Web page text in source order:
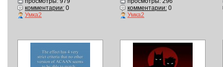
комментарии:0
Умка2
комментарии:0
Умка2